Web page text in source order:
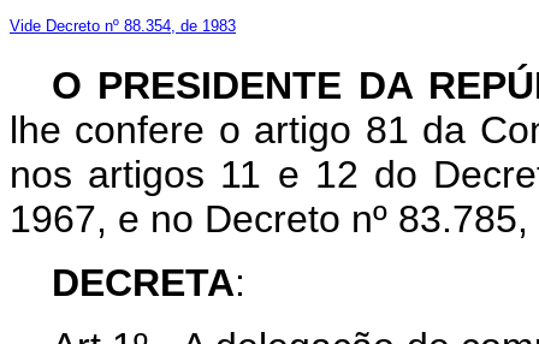
Vide Decreto nº 88.354, de 1983
O PRESIDENTE DA
lhe confere o artigo 81 da
nos artigos 11 e 12 do
1967, e no Decreto nº
DECRETA: